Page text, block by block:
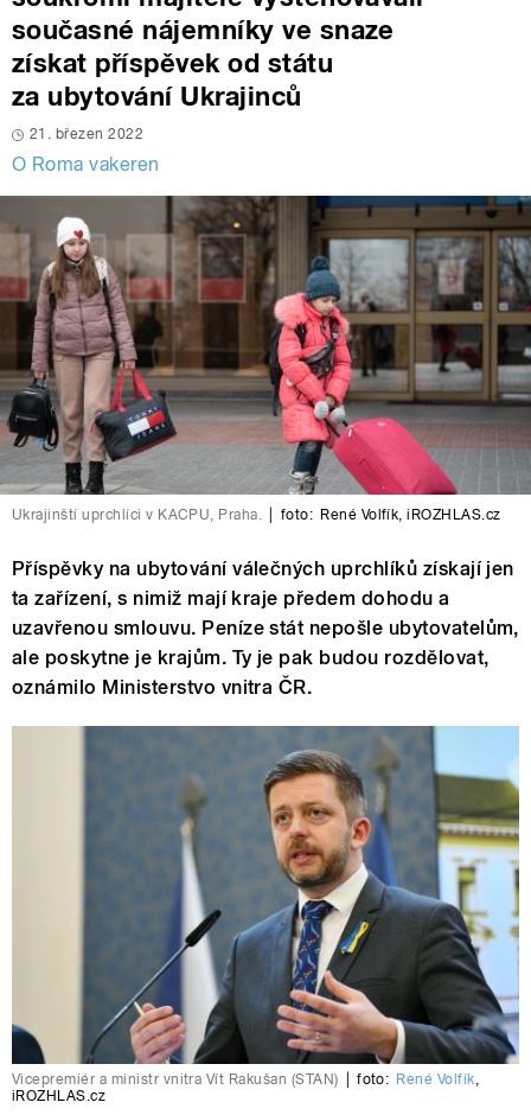
současné nájemníky ve snaze
získat příspěvek od státu
za ubytování Ukrajinců
21. březen 2022
O Roma vakeren
Ukrajinští uprchlíci v KACPU, Praha. foto: René Volfík,iROZHLAS.cz
Příspěvky na ubytování válečných uprchlíků získají jen
ta zařízení, s nimiž mají kraje předem dohodu a
uzavřenou smlouvu. Peníze stát nepošle ubytovatelům,
ale poskytne je krajům. Ty je pak budou rozdělovat,
oznámilo Ministerstvo vnitra ČR.
Vicepremiér a ministr vnitra Vít Rakušan (STAN) foto: René Volfík,
iROZHLAS.cz